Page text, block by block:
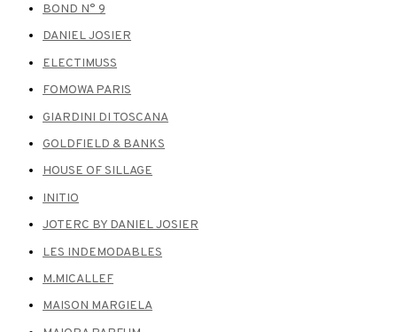
BOND N° 9
DANIEL JOSIER
ELECTIMUSS
FOMOWA PARIS
GIARDINI DI TOSCANA
GOLDFIELD & BANKS
HOUSE OF SILLAGE
INITIO
JOTERC BY DANIEL JOSIER
LES INDEMODABLES
M.MICALLEF
MAISON MARGIELA